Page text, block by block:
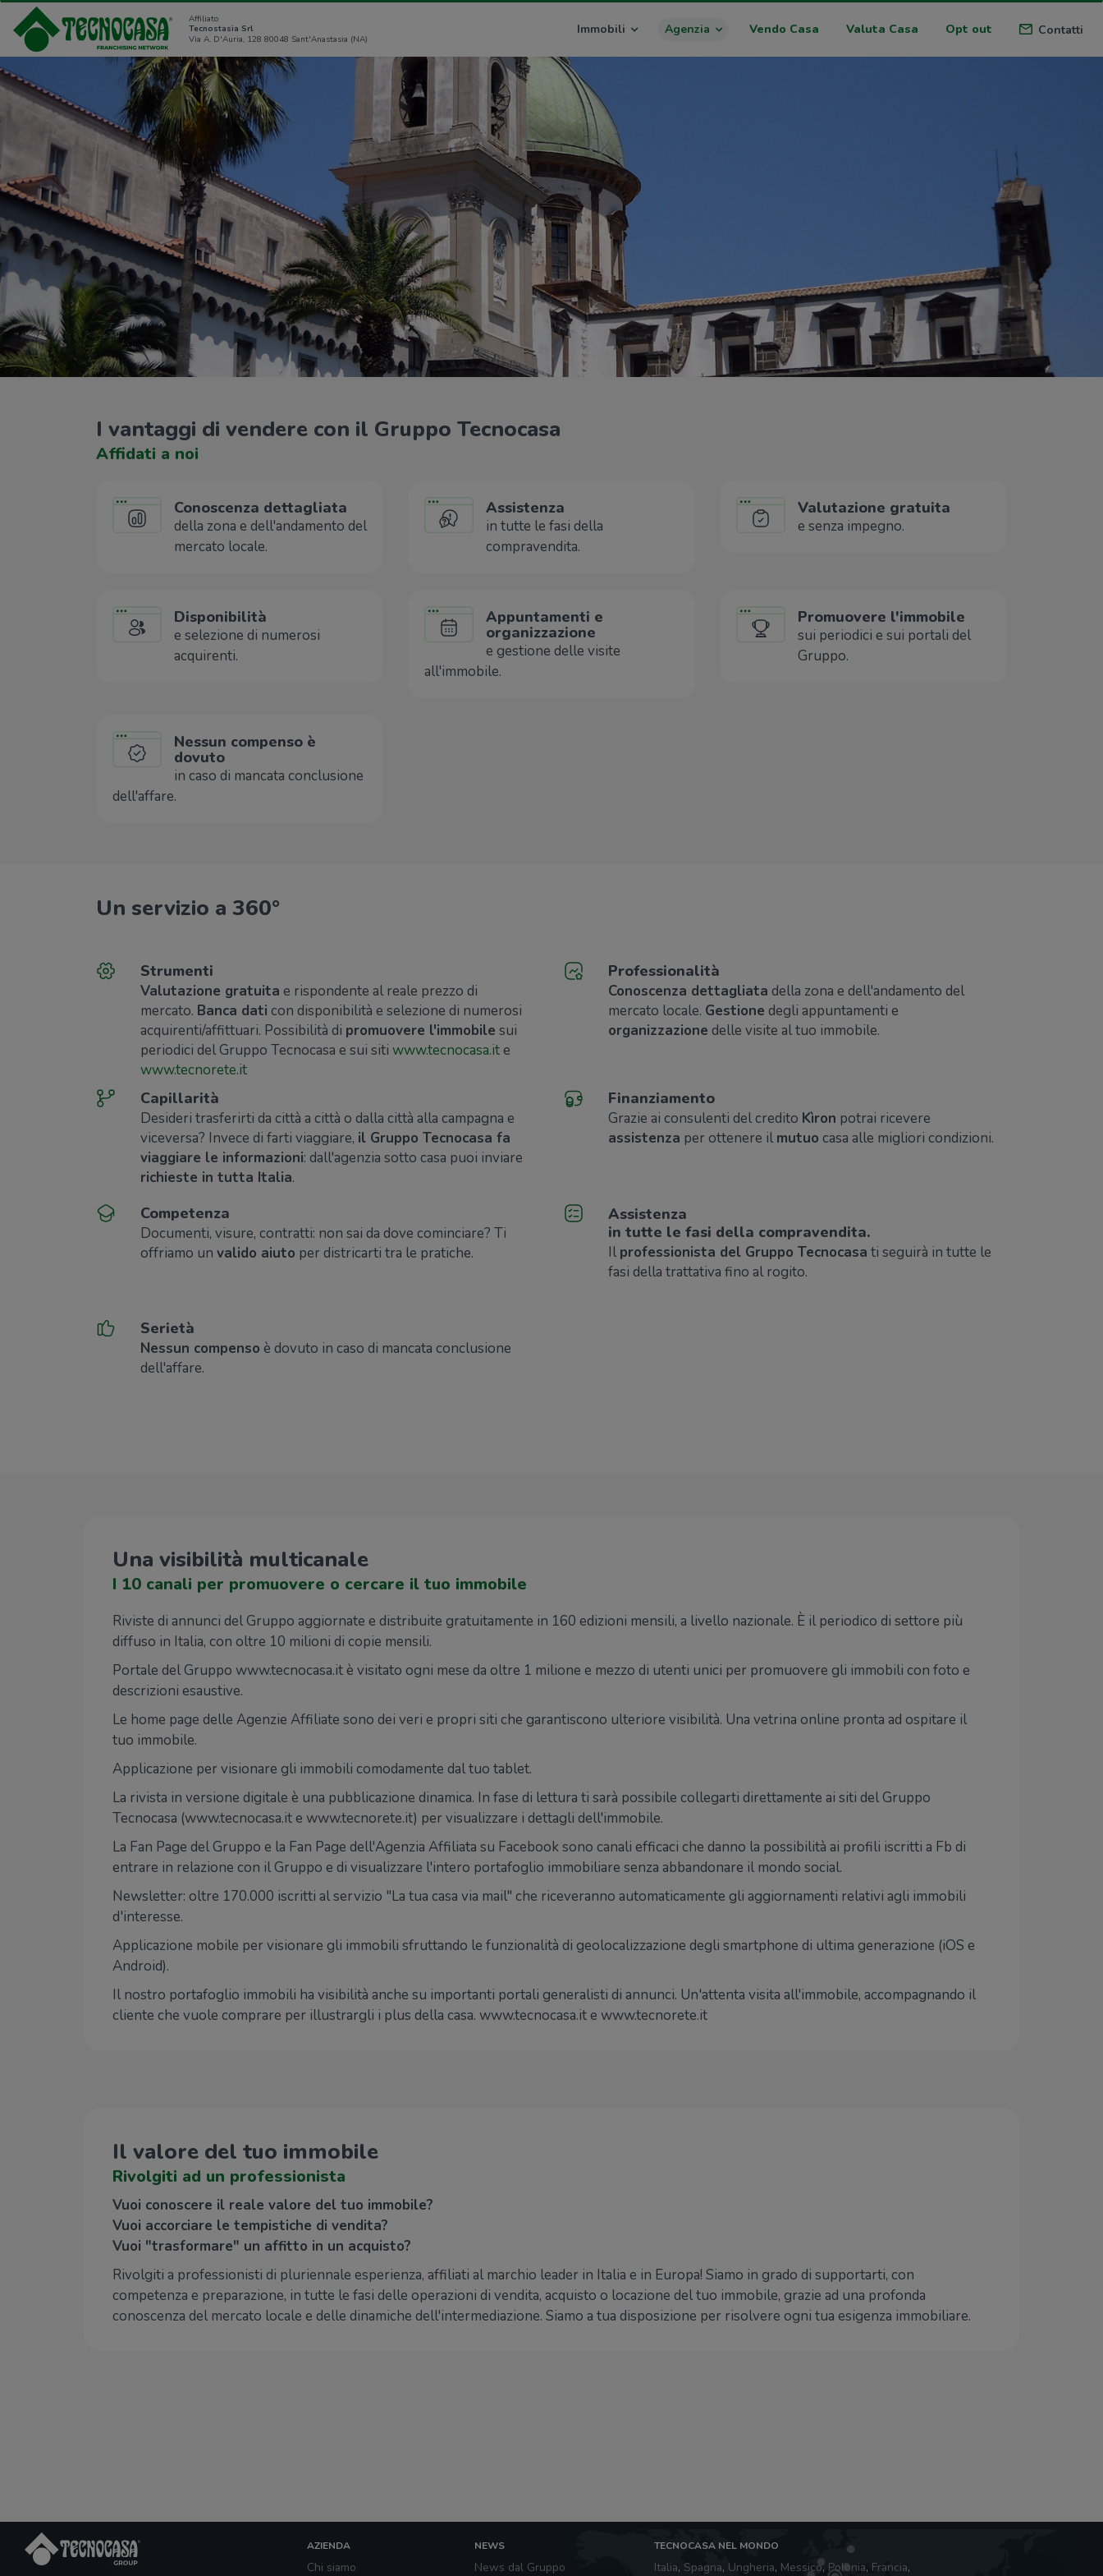
Affiliato
Tecnostasia Srl
Via A. D'Auria, 128 80048 Sant'Anastasia (NA)
Immobili Agenzia Vendo Casa Valuta Casa Opt out Contatti
I vantaggi di vendere con il Gruppo Tecnocasa
Affidati a noi
Conoscenza dettagliata
della zona e dell'andamento del
mercato locale.
Assistenza
in tutte le fasi della
compravendita.
Valutazione gratuita
e senza impegno.
Disponibilità
e selezione di numerosi
acquirenti.
Appuntamenti e
organizzazione
e gestione delle visite
all'immobile.
Promuovere l'immobile
sui periodici e sui portali del
Gruppo.
Nessun compenso è
dovuto
in caso di mancata conclusione
dell'affare.
Un servizio a 360°
Strumenti
Valutazione gratuita e rispondente al reale prezzo di
mercato. Banca dati con disponibilità e selezione di numerosi
acquirenti/affittuari. Possibilità di promuovere l'immobile sui
periodici del Gruppo Tecnocasa e sui siti www.tecnocasa.ite
www.tecnorete.it
Professionalità
Conoscenza dettagliata della zona e dell'andamento del
mercato locale. Gestione degli appuntamenti e
organizzazione delle visite al tuo immobile.
Capillarità
Desideri trasferirti da città a città o dalla città alla campagna e
viceversa? Invece di farti viaggiare, il Gruppo Tecnocasa fa
viaggiare le informazioni: dall'agenzia sotto casa puoi inviare
richieste in tutta Italia.
Finanziamento
Grazie ai consulenti del credito Kìron potrai ricevere
assistenza per ottenere ilmutuo casa alle migliori condizioni.
Competenza
Documenti, visure, contratti: non sai da dove cominciare? Ti
offriamo un valido aiuto per districarti tra le pratiche.
Assistenza
in tutte le fasi della compravendita.
Ilprofessionista del Gruppo Tecnocasa ti seguirà in tutte le
fasi della trattativa fino al rogito.
Serietà
Nessun compenso è dovuto in caso di mancata conclusione
dell'affare.
Una visibilità multicanale
I 10 canali per promuovere o cercare il tuo immobile
Riviste di annunci del Gruppo aggiornate e distribuite gratuitamente in 160 edizioni mensili, a livello nazionale. È il periodico di settore più
diffuso in Italia, con oltre 10 milioni di copie mensili.
Portale del Gruppo www.tecnocasa.it è visitato ogni mese da oltre 1 milione e mezzo di utenti unici per promuovere gli immobili con foto e
descrizioni esaustive.
Le home page delle Agenzie Affiliate sono dei veri e propri siti che garantiscono ulteriore visibilità. Una vetrina online pronta ad ospitare il
tuo immobile.
Applicazione per visionare gli immobili comodamente dal tuo tablet.
La rivista in versione digitale è una pubblicazione dinamica. In fase di lettura ti sarà possibile collegarti direttamente ai siti del Gruppo
Tecnocasa (www.tecnocasa.it e www.tecnorete.it) per visualizzare i dettagli dell'immobile.
La Fan Page del Gruppo e la Fan Page dell'Agenzia Affiliata su Facebook sono canali efficaci che danno la possibilità ai profili iscritti a Fb di
entrare in relazione con il Gruppo e di visualizzare l'intero portafoglio immobiliare senza abbandonare il mondo social.
Newsletter: oltre 170.000 iscritti al servizio "La tua casa via mail" che riceveranno automaticamente gli aggiornamenti relativi agli immobili
d'interesse.
Applicazione mobile per visionare gli immobili sfruttando le funzionalità di geolocalizzazione degli smartphone di ultima generazione (iOS e
Android).
Il nostro portafoglio immobili ha visibilità anche su importanti portali generalisti di annunci. Un'attenta visita all'immobile, accompagnando il
cliente che vuole comprare per illustrargli i plus della casa. www.tecnocasa.it e www.tecnorete.it
Il valore del tuo immobile
Rivolgiti ad un professionista
Vuoi conoscere il reale valore del tuo immobile?
Vuoi accorciare le tempistiche di vendita?
Vuoi "trasformare" un affitto in un acquisto?
Rivolgiti a professionisti di pluriennale esperienza, affiliati al marchio leader in Italia e in Europa! Siamo in grado di supportarti, con
competenza e preparazione, in tutte le fasi delle operazioni di vendita, acquisto o locazione del tuo immobile, grazie ad una profonda
conoscenza del mercato locale e delle dinamiche dell'intermediazione. Siamo a tua disposizione per risolvere ogni tua esigenza immobiliare.
AZIENDA
Chi siamo
NEWS
News dal Gruppo
TECNOCASA NEL MONDO
Italia, Spagna, Ungheria, Messico, Polonia, Francia,